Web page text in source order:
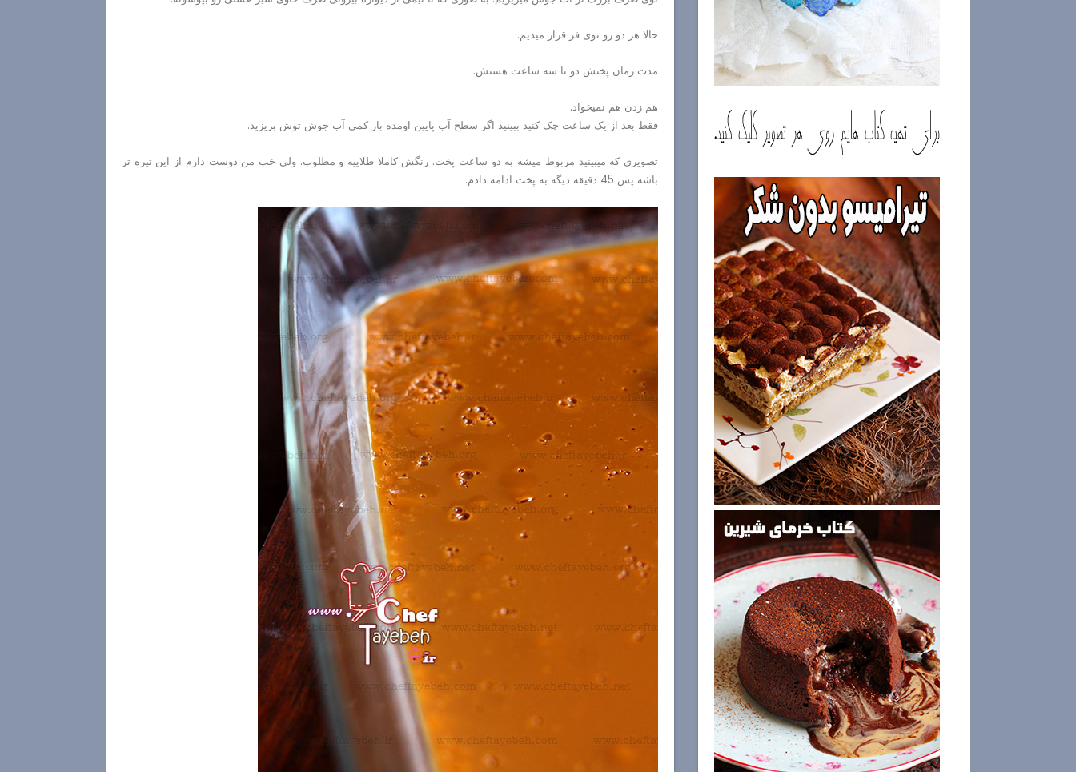
حالا هر دو رو توی فر قرار میدیم.
مدت زمان پختش دو تا سه ساعت هستش.
هم زدن هم نمیخواد.
فقط بعد از یک ساعت چک کنید ببینید اگر سطح آب پایین اومده باز کمی آب جوش توش بریزید.
تصویری که میبینید مربوط میشه به دو ساعت پخت. رنگش کاملا طلاییه و مطلوب. ولی خب من دوست دارم از این تیره تر
باشه پس 45 دقیقه دیگه به پخت ادامه دادم.